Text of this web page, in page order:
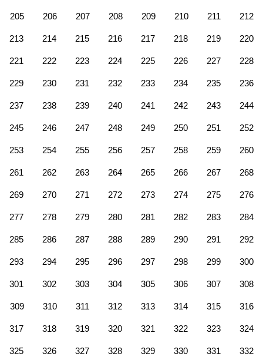
205 206 207 208 209 210 211 212
213 214 215 216 217 218 219 220
221 222 223 224 225 226 227 228
229 230 231 232 233 234 235 236
237 238 239 240 241 242 243 244
245 246 247 248 249 250 251 252
253 254 255 256 257 258 259 260
261 262 263 264 265 266 267 268
269 270 271 272 273 274 275 276
277 278 279 280 281 282 283 284
285 286 287 288 289 290 291 292
293 294 295 296 297 298 299 300
301 302 303 304 305 306 307 308
309 310 311 312 313 314 315 316
317 318 319 320 321 322 323 324
325 326 327 328 329 330 331 332